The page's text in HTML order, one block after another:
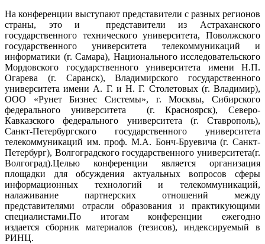
На конференции выступают представители с разных регионов
страны, это и представители из Астраханского
государственного технического университета, Поволжского
государственного университета телекоммуникаций и
информатики (г. Самара), Национального исследовательского
Мордовского государственного университета имени Н.П.
Огарева (г. Саранск), Владимирского государственного
университета имени А. Г. и Н. Г. Столетовых (г. Владимир),
ООО «Рунет Бизнес Системы», г. Москвы, Сибирского
федерального университета (г. Красноярск), Северо-
Кавказского федерального университета (г. Ставрополь),
Санкт-Петербургского государственного университета
телекоммуникаций им. проф. М.А. Бонч-Бруевича (г. Санкт-
Петербург), Волгоградского государственного университета(г.
Волгоград).Целью конференции является организация
площадки для обсуждения актуальных вопросов сферы
информационных технологий и телекоммуникаций,
налаживание партнерских отношений между
представителями отрасли образования и практикующими
специалистами.По итогам конференции ежегодно
издается сборник материалов (тезисов), индексируемый в
РИНЦ.